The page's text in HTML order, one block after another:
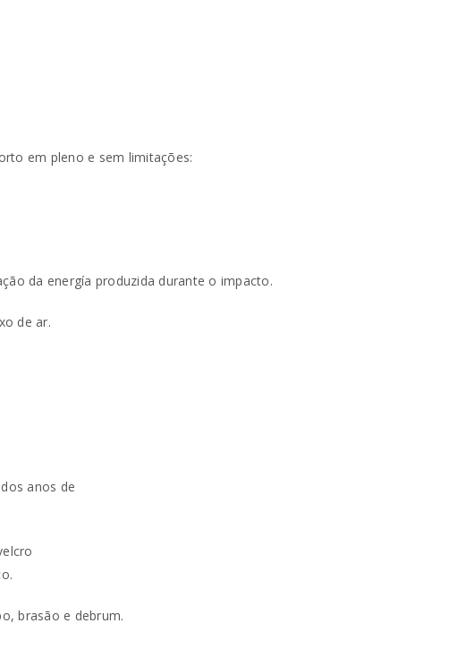
em pleno e sem limitações:
da energía produzida durante o impacto.
de ar.
anos de
brasão e debrum.